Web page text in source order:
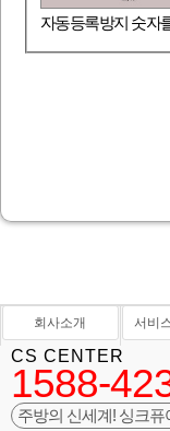
자동등록방지 숫자
회사소개 서비
CS CENTER
1588-
주방의 신세계! 싱크퓨